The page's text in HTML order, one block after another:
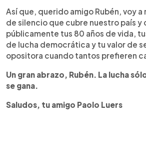
Así que, querido amigo Rubén, voy
de silencio que cubre nuestro país y
públicamente tus 80 años de vida,
de lucha democrática y tu valor de
opositora cuando tantos prefieren
Un gran abrazo, Rubén. La lucha
se gana.
Saludos, tu amigo Paolo Luers